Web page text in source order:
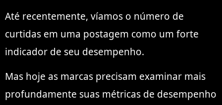
Até recentemente, víamos o número de
curtidas em uma postagem como um forte
indicador de seu desempenho.
Mas hoje as marcas precisam examinar mais
profundamente suas métricas de desempenho